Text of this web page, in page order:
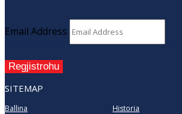
Email Address
Regjistrohu
SITEMAP
Ballina
Historia